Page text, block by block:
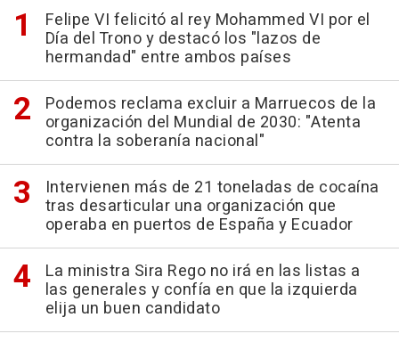
Felipe VI felicitó al rey Mohammed VI por el
Día del Trono y destacó los "lazos de
hermandad" entre ambos países
Podemos reclama excluir a Marruecos de la
organización del Mundial de 2030: "Atenta
contra la soberanía nacional"
Intervienen más de 21 toneladas de cocaína
tras desarticular una organización que
operaba en puertos de España y Ecuador
La ministra Sira Rego no irá en las listas a
las generales y confía en que la izquierda
elija un buen candidato